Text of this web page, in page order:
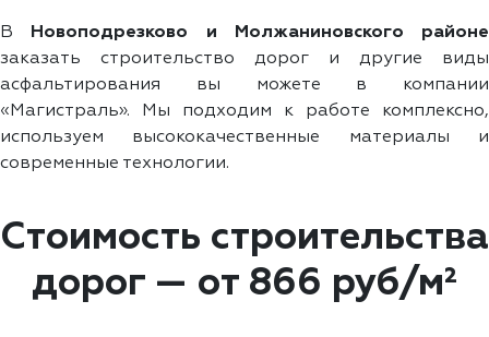
В Новоподрезково и Молжаниновского районе
заказать строительство дорог и другие виды
асфальтирования вы можете в компании
«Магистраль». Мы подходим к работе комплексно,
используем высококачественные материалы и
современные технологии.
Стоимость строительства
дорог — от 866 руб/м²